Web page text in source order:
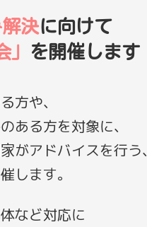
決に向けて
を開催します
方や、
ある方を対象に、
がアドバイスを行う、
します。
など対応に